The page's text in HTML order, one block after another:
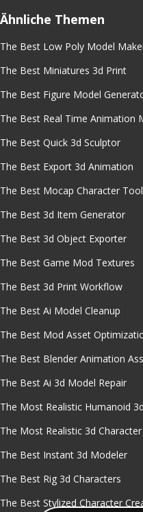
Ähnliche Themen
The Best Low Poly Model
The Best Miniatures 3d Print
The Best Figure Model
The Best Real Time Animation
The Best Quick 3d Sculptor
The Best Export 3d Animation
The Best Mocap Character Tool
The Best 3d Item Generator
The Best 3d Object Exporter
The Best Game Mod Textures
The Best 3d Print Workflow
The Best Ai Model Cleanup
The Best Mod Asset
The Best Blender Animation
The Best Ai 3d Model Repair
The Most Realistic Humanoid 3d
The Most Realistic 3d Character
The Best Instant 3d Modeler
The Best Rig 3d Characters
The Best Stylized Character